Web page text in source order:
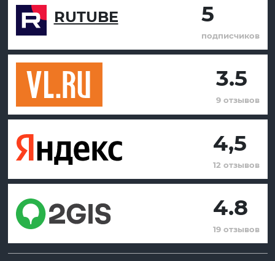
RUTUBE 5
подписчиков
3.5
9 отзывов
4,5
12 отзывов
4.8
19 отзывов